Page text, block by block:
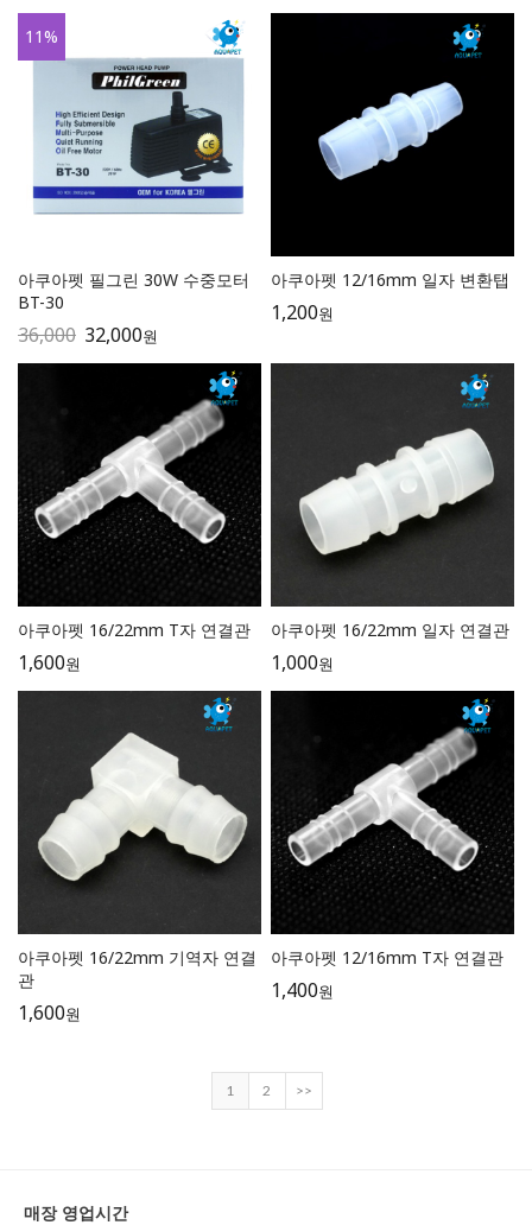
11%
아쿠아펫 필그린 30W 수중모터
BT-30
36,000 32,000원
아쿠아펫 12/16mm 일자 변환탭
1,200원
아쿠아펫 16/22mm T자 연결관
1,600원
아쿠아펫 16/22mm 일자 연결관
1,000원
아쿠아펫 16/22mm 기역자 연결
관
1,600원
아쿠아펫 12/16mm T자 연결관
1,400원
1 2 >>
매장 영업시간